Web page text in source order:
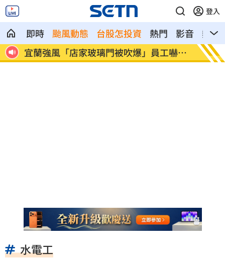
登入
即時 颱風動態 台股怎投資 熱門 影音
熱搜
文
宜蘭強風「店家玻璃門被吹爆」員工嚇抱
頭
配合
目
水電工